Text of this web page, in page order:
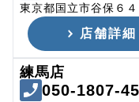
東京都国立市谷保６４
店舗詳細
練馬店
050-1807-